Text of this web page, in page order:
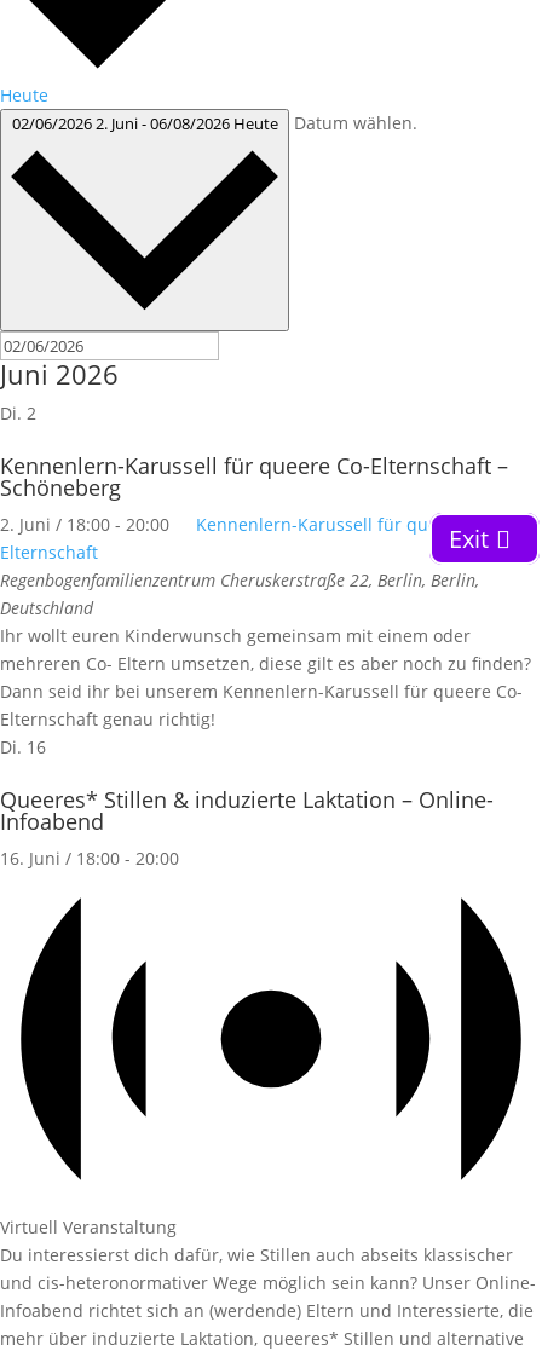
Heute
02/06/20262. Juni-06/08/2026 Heute Datum wählen.
Juni 2026
Di. 2
Kennenlern-Karussell für queere Co-Elternschaft –
Schöneberg
2. Juni / 18:00 - 20:00
Kennenlern-Karussell für queere Co-
Elternschaft
Regenbogenfamilienzentrum Cheruskerstraße 22, Berlin, Berlin,
Deutschland
Ihr wollt euren Kinderwunsch gemeinsam mit einem oder
mehreren Co- Eltern umsetzen, diese gilt es aber noch zu finden?
Dann seid ihr bei unserem Kennenlern-Karussell für queere Co-
Elternschaft genau richtig!
Di. 16
Queeres* Stillen & induzierte Laktation – Online-
Infoabend
16. Juni / 18:00 - 20:00
Virtuell Veranstaltung
Du interessierst dich dafür, wie Stillen auch abseits klassischer
und cis-heteronormativer Wege möglich sein kann? Unser Online-
Infoabend richtet sich an (werdende) Eltern und Interessierte, die
mehr über induzierte Laktation, queeres* Stillen und alternative
Exit